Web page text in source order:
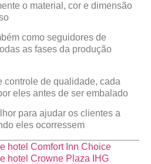
o material, cor e dimensão
como seguidores de
as fases da produção
controle de qualidade, cada
eles antes de ser embalado
para ajudar os clientes a
eles ocorressem
hotel Comfort Inn Choice
hotel Crowne Plaza IHG